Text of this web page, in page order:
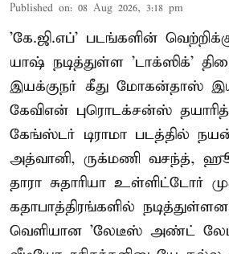
Published on: 08 Aug 2026, 3:18 pm
'கே.ஜி.எப்' படங்களின்
யாஷ் நடித்துள்ள 'டாக்ஸிக்'
இயக்குநர் கீது மோகன்தாஸ்
கேவிஎன் புரொடக்சன்ஸ்
கேங்ஸ்டர் டிராமா படத்தில்
அத்வானி, ருக்மணி வசந்த்,
தாரா சுதாரியா உள்ளிட்டோர்
கதாபாத்திரங்களில்
வெளியான 'லேடீஸ் அண்ட்